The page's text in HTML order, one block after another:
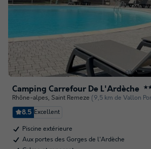
Camping Carrefour De L'Ardèche
Rhône-alpes, Saint Remeze (9,5 km de Vallon
8.5 Excellent
Piscine extérieure
Aux portes des Gorges de l'Ardèche